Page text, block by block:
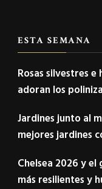
ESTA SEMANA
Rosas silvestres
adoran los
Jardines junto al
mejores jardines
Chelsea 2026 y
más resilientes y